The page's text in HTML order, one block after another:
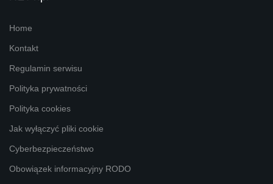
Home
Kontakt
Regulamin serwisu
Polityka prywatności
Polityka cookies
Jak wyłączyć pliki cookie
Cyberbezpieczeństwo
Obowiązek informacyjny RODO